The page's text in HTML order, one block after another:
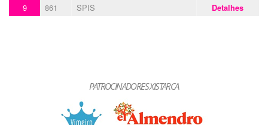
9 861 SPIS Detalhes
PATROCINADORES XISTARCA